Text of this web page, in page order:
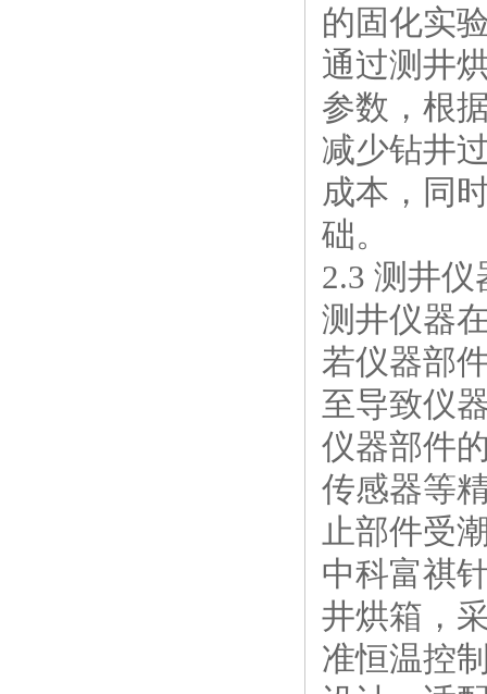
的固化实
通过测井
参数，根
减少钻井
成本，同
础。
2.3 测井
测井仪器
若仪器部
至导致仪
仪器部件
传感器等
止部件受
中科富祺
井烘箱，
准恒温控